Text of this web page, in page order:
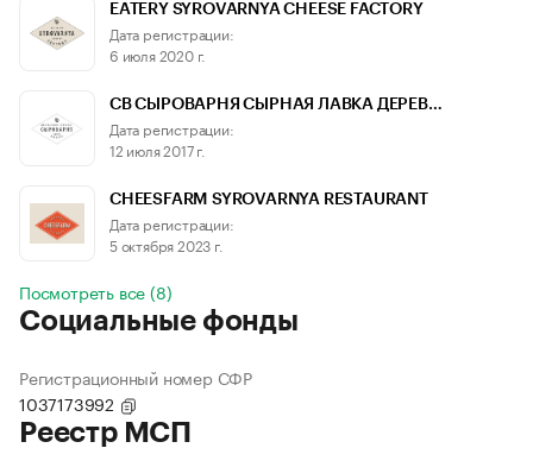
EATERY SYROVARNYA CHEESE FACTORY
Дата регистрации:
6 июля 2020 г.
СВ СЫРОВАРНЯ СЫРНАЯ ЛАВКА ДЕРЕВ…
Дата регистрации:
12 июля 2017 г.
CHEESFARM SYROVARNYA RESTAURANT
Дата регистрации:
5 октября 2023 г.
Посмотреть все (8)
Социальные фонды
Регистрационный номер СФР
1037173992
Реестр МСП